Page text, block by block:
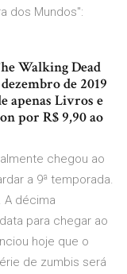
dos Mundos":
Walking Dead
de 2019
apenas Livros e
por R$ 9,90 ao
chegou ao
a 9ª temporada.
A décima
para chegar ao
hoje que o
de zumbis será